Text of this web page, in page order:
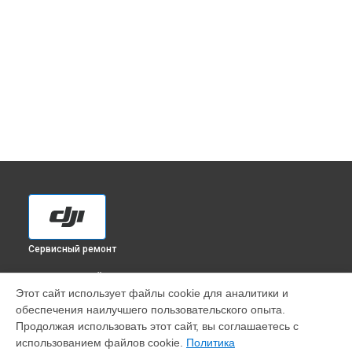
Сервисный ремонт
Замена дисплея (экрана) экшн-камеры Osmo Action 3 DJI в
Ростове-на-Дону
Этот сайт использует файлы cookie для аналитики и
обеспечения наилучшего пользовательского опыта.
Продолжая использовать этот сайт, вы соглашаетесь с
использованием файлов cookie. Политика